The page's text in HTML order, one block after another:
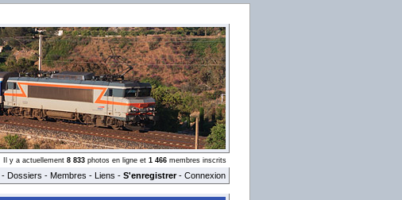
Il y a actuellement 8 833 photos en ligne et 1 466 membres inscrits
- Dossiers - Membres - Liens - S'enregistrer- Connexion